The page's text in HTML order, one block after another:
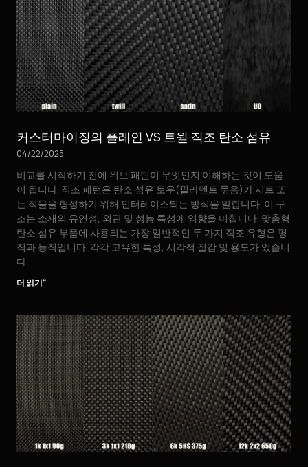
커스터마이징의 플레인 VS 트윌 직조 탄소 섬유
04/22/2025
비교를 시작하기 전에 위브 패턴이 무엇인지 이해하는 것이 도움
이 됩니다. 직조 패턴은 탄소 섬유 토우(필라멘트 묶음)가 시트 또
는 직물을 형성하기 위해 인터레이스되는 방식을 말합니다. 이 구
조는 소재의 유연성, 외관 및 성능 특성에 영향을 미칩니다. 맞춤형
탄소 섬유 부품에 사용되는 가장 일반적인 두 가지 직조 유형은 평
직과 능직입니다. 각각 고유한 특성, 시각적 질감 및 용도가 있습니
다.
더 읽기"